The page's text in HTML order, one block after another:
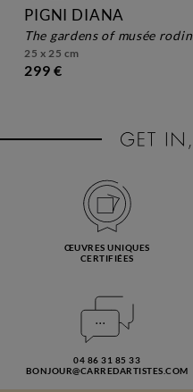
PIGNI DIANA
the gardens of musée rodin
25 x 25 cm
299 €
ŒUVRES UNIQUES
CERTIFIÉES
04 86 31 85 33
BONJOUR@CARREDARTISTES.COM